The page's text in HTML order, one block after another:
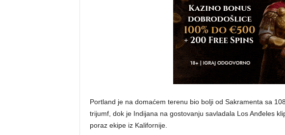
Portland je na domaćem terenu bio bolji od Sakramenta sa
trijumf, dok je Indijana na gostovanju savladala Los Anđeles
poraz ekipe iz Kalifornije.